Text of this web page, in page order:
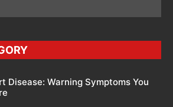
Disease: Warning Symptoms You